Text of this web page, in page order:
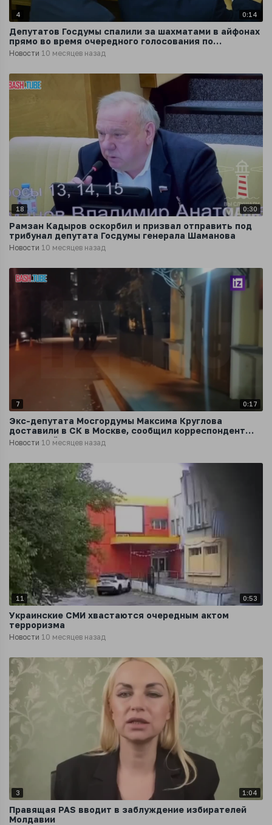
4 0:14
Депутатов Госдумы спалили за шахматами в айфонах
прямо во время очередного голосования по
законопроекту
Новости 10 месяцев назад
18 0:30
Рамзан Кадыров оскорбил и призвал отправить под
трибунал депутата Госдумы генерала Шаманова
Новости 10 месяцев назад
7 0:17
Экс-депутата Мосгордумы Максима Круглова
доставили в СК в Москве, сообщил корреспондент
«Известий»
Новости 10 месяцев назад
11 0:53
Украинские СМИ хвастаются очередным актом
терроризма
Новости 10 месяцев назад
3 1:04
Правящая PAS вводит в заблуждение избирателей
Молдавии